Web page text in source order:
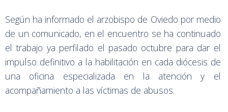
Según ha informado el arzobispo de Oviedo por medio
de un comunicado, en el encuentro se ha continuado
el trabajo ya perfilado el pasado octubre para dar el
impulso definitivo a la habilitación en cada diócesis de
una oficina especializada en la atención y el
acompañamiento a las víctimas de abusos.